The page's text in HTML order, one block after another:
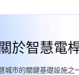
於智慧電
城市的關鍵基礎設施之